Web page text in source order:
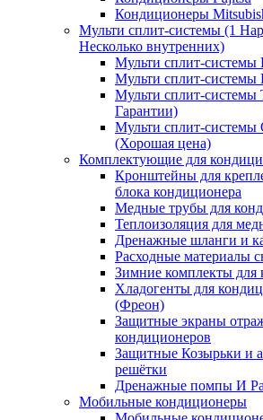
Кондиционеры
Мульти сплит-системы (1
Несколько внутренних)
Мульти сплит-системы
Мульти сплит-системы
Мульти сплит-системы
Гарантии)
Мульти сплит-системы
(Хорошая цена)
Комплектующие для
Кронштейны для
блока кондиционера
Медные трубы для
Теплоизоляция для
Дренажные шланги и
Расходные материалы
Зимние комплекты для
Хладогенты для
(Фреон)
Защитные экраны
кондиционеров
Защитные Козырьки и
решётки
Дренажные помпы И
Мобильные кондиционеры